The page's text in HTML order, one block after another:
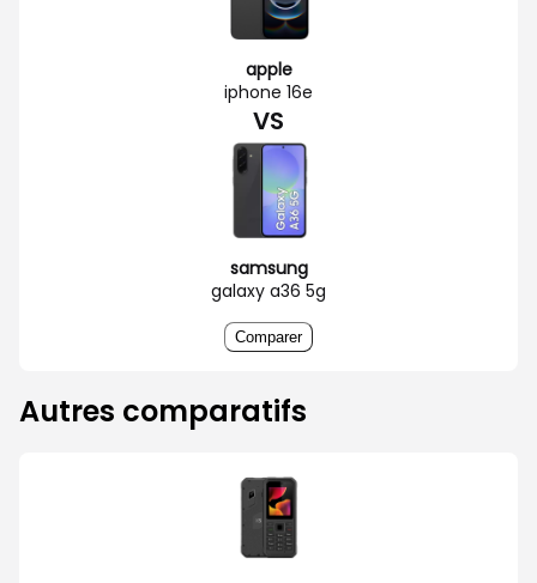
apple
iphone 16e
VS
samsung
galaxy a36 5g
Comparer
Autres comparatifs